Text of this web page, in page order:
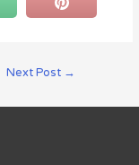
Next Post →